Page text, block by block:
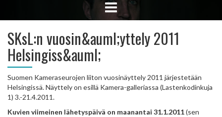
SKsL:n vuosin&auml;yttely 2011
Helsingiss&auml;
Suomen Kameraseurojen liiton vuosinäyttely 2011 järjestetään
Helsingissä. Näyttely on esillä Kamera-galleriassa (Lastenkodinkuja
1) 3.-21.4.2011.
Kuvien viimeinen lähetyspäivä on maanantai 31.1.2011(sen